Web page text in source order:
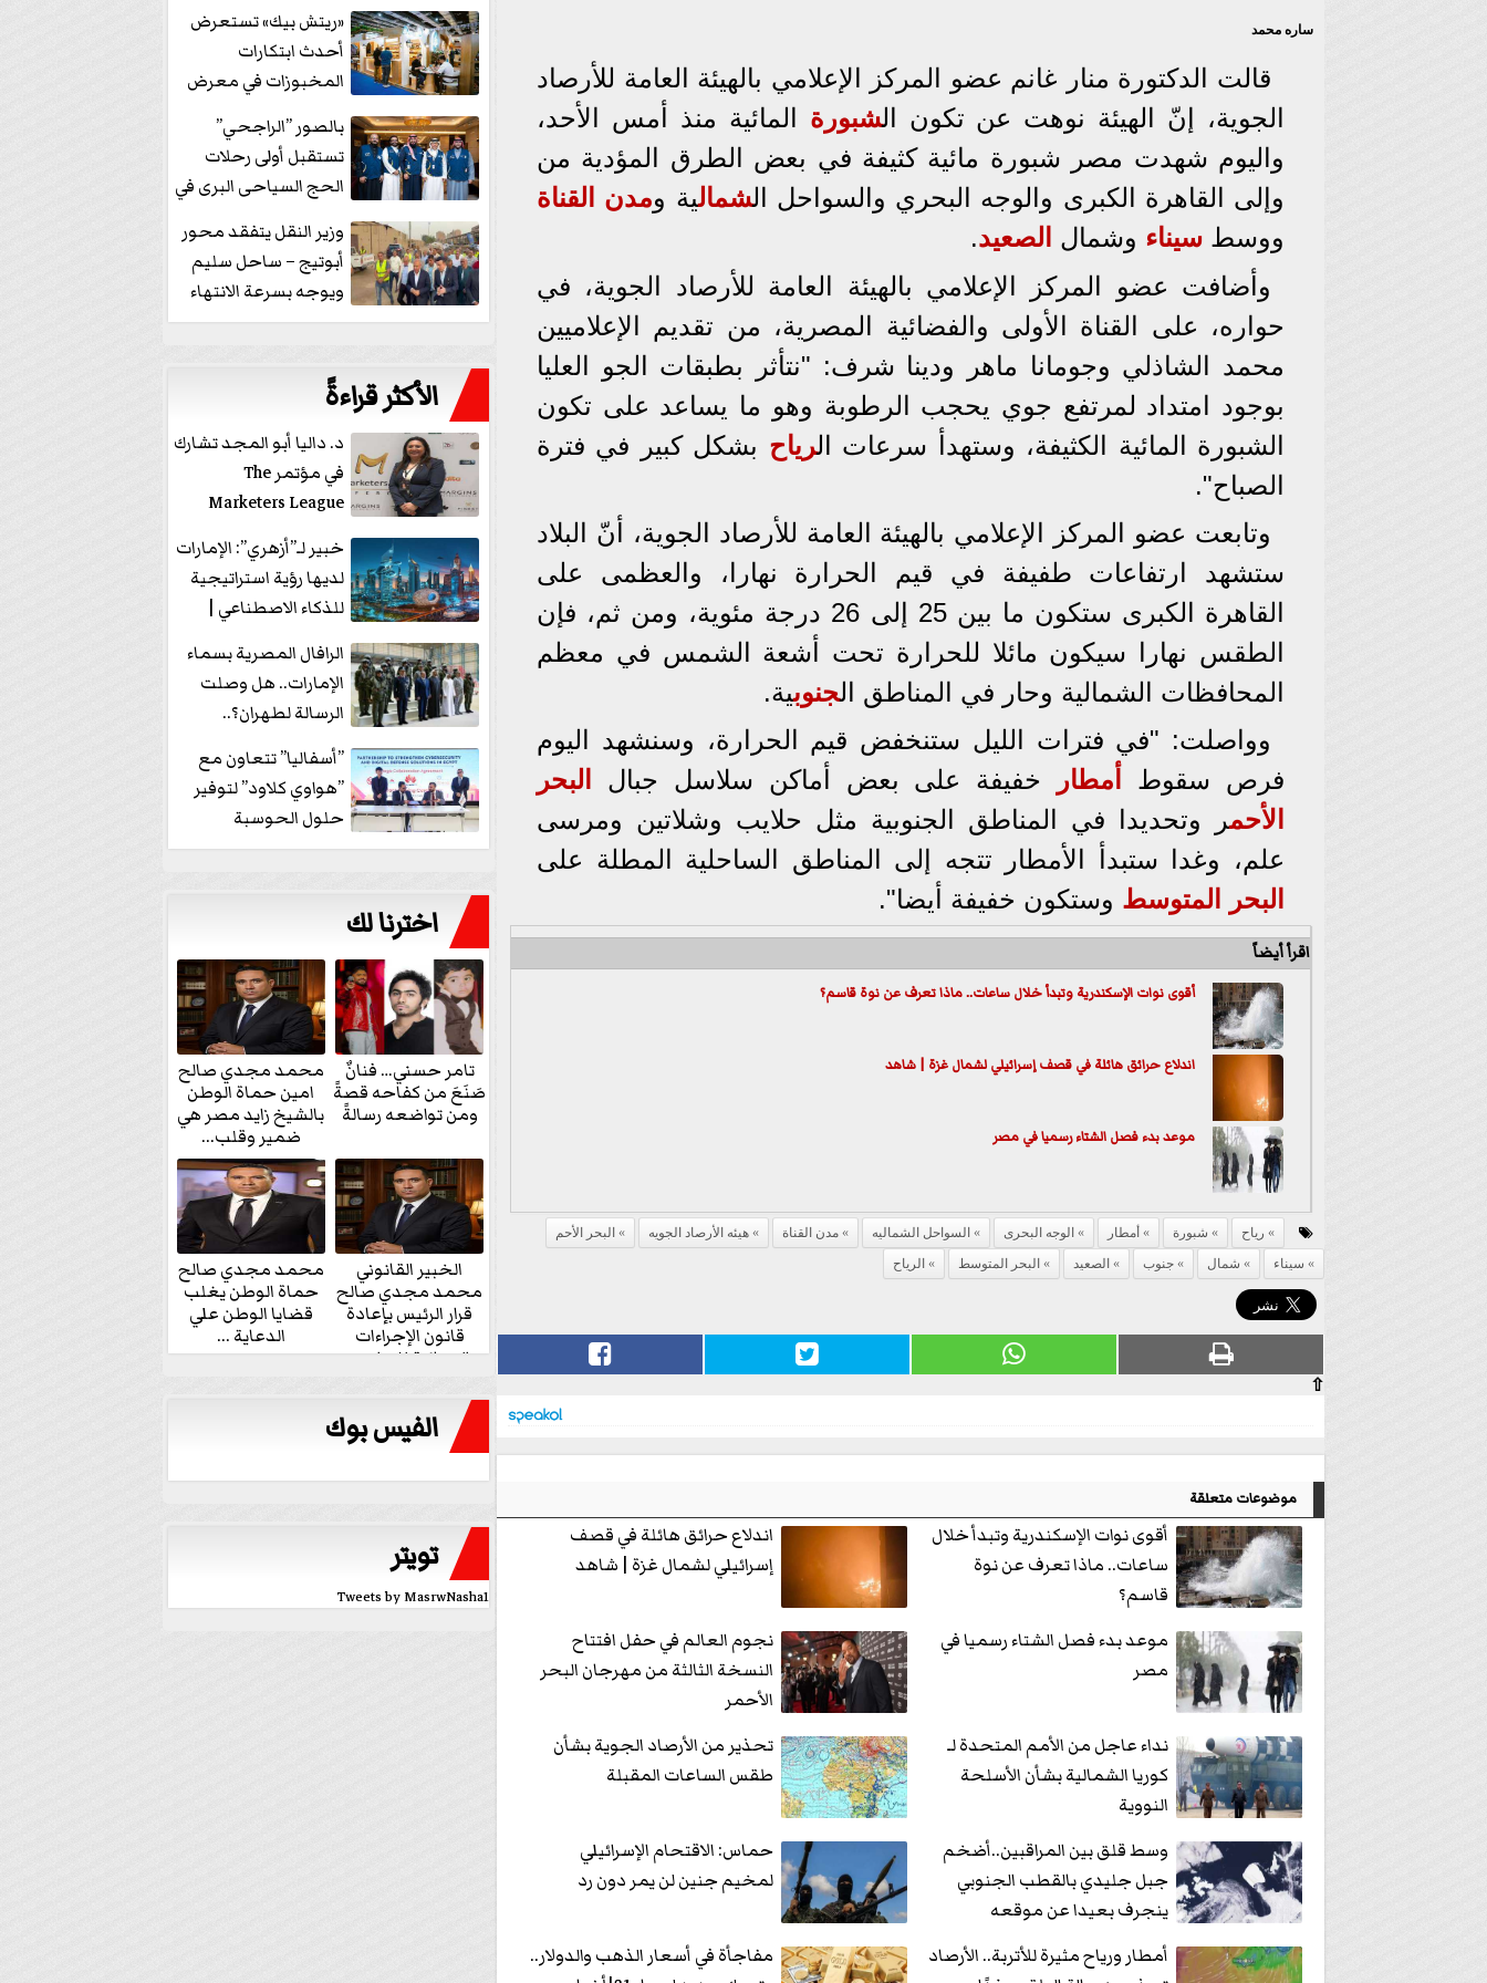
ساره محمد
قالت الدكتورة منار غانم عضو المركز الإعلامي بالهيئة العامة للأرصاد
الجوية، إنّ الهيئة نوهت عن تكون الشبورة المائية منذ أمس الأحد،
واليوم شهدت مصر شبورة مائية كثيفة في بعض الطرق المؤدية من
وإلى القاهرة الكبرى والوجه البحري والسواحل الشمالية ومدن القناة
ووسط سيناء وشمال الصعيد.
وأضافت عضو المركز الإعلامي بالهيئة العامة للأرصاد الجوية، في
حواره، على القناة الأولى والفضائية المصرية، من تقديم الإعلاميين
محمد الشاذلي وجومانا ماهر ودينا شرف: "نتأثر بطبقات الجو العليا
بوجود امتداد لمرتفع جوي يحجب الرطوبة وهو ما يساعد على تكون
الشبورة المائية الكثيفة، وستهدأ سرعات الرياح بشكل كبير في فترة
الصباح".
وتابعت عضو المركز الإعلامي بالهيئة العامة للأرصاد الجوية، أنّ البلاد
ستشهد ارتفاعات طفيفة في قيم الحرارة نهارا، والعظمى على
القاهرة الكبرى ستكون ما بين 25 إلى 26 درجة مئوية، ومن ثم، فإن
الطقس نهارا سيكون مائلا للحرارة تحت أشعة الشمس في معظم
المحافظات الشمالية وحار في المناطق الجنوبية.
وواصلت: "في فترات الليل ستنخفض قيم الحرارة، وسنشهد اليوم
فرص سقوط
أمطار خفيفة على بعض أماكن سلاسل جبال
البحر
الأحمر وتحديدا في المناطق الجنوبية مثل حلايب وشلاتين ومرسى
علم، وغدا ستبدأ الأمطار تتجه إلى المناطق الساحلية المطلة على
البحر المتوسط وستكون خفيفة أيضا".
اقرأ أيضاً
أقوى نوات الإسكندرية وتبدأ خلال ساعات.. ماذا تعرف عن نوة قاسم؟
اندلاع حرائق هائلة في قصف إسرائيلي لشمال غزة | شاهد
موعد بدء فصل الشتاء رسميا في مصر
رياح شبورة أمطار الوجه البحرى السواحل الشماليه مدن القناة هيئه الأرصاد الجويه
البحر الأحم
سيناء
شمال جنوب الصعيد البحر المتوسط الرياح
⇧
موضوعات متعلقة
أقوى نوات الإسكندرية وتبدأ خلال
ساعات.. ماذا تعرف عن نوة
قاسم؟
اندلاع حرائق هائلة في قصف
إسرائيلي لشمال غزة | شاهد
موعد بدء فصل الشتاء رسميا في
مصر
نجوم العالم في حفل افتتاح
النسخة الثالثة من مهرجان البحر
الأحمر
نداء عاجل من الأمم المتحدة لـ
كوريا الشمالية بشأن الأسلحة
النووية
تحذير من الأرصاد الجوية بشأن
طقس الساعات المقبلة
وسط قلق بين المراقبين..أضخم
جبل جليدي بالقطب الجنوبي
ينجرف بعيدا عن موقعه
حماس: الاقتحام الإسرائيلي
لمخيم جنين لن يمر دون رد
أمطار ورياح مثيرة للأتربة.. الأرصاد
مفاجأة في أسعار الذهب والدولار..
«ريتش بيك» تستعرض
أحدث ابتكارات
المخبوزات في معرض
منتجات...
بالصور ”الراجحي”
تستقبل أولى رحلات
الحج السياحى البرى في
وزير النقل يتفقد محور
أبوتيج – ساحل سليم
ويوجه بسرعة الانتهاء
من...
الأكثر قراءةً
د. داليا أبو المجد تشارك
في مؤتمر The
Marketers League
وتدير جلسة...
خبير لـ”أزهري”: الإمارات
لديها رؤية استراتيجية
للذكاء الاصطناعي |
الرافال المصرية بسماء
الإمارات.. هل وصلت
الرسالة لطهران؟..
”ماعت جروب” تُجيب؟
|...
”أسفاليا” تتعاون مع
”هواوي كلاود” لتوفير
حلول الحوسبة
السحابية والأمن
اخترنا لك
تامر حسني… فنانٌ
صَنَعَ من كفاحه قصةً
ومن تواضعه رسالةً
محمد مجدي صالح
امين حماة الوطن
بالشيخ زايد مصر هي
ضمير وقلب...
الخبير القانوني
محمد مجدي صالح
قرار الرئيس بإعادة
قانون الإجراءات
الجنائية للنواب...
محمد مجدي صالح
حماة الوطن يغلب
قضايا الوطن علي
الدعاية ...
الفيس بوك
تويتر
Tweets by MasrwNasha1